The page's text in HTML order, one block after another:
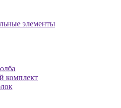
элементы
комплект